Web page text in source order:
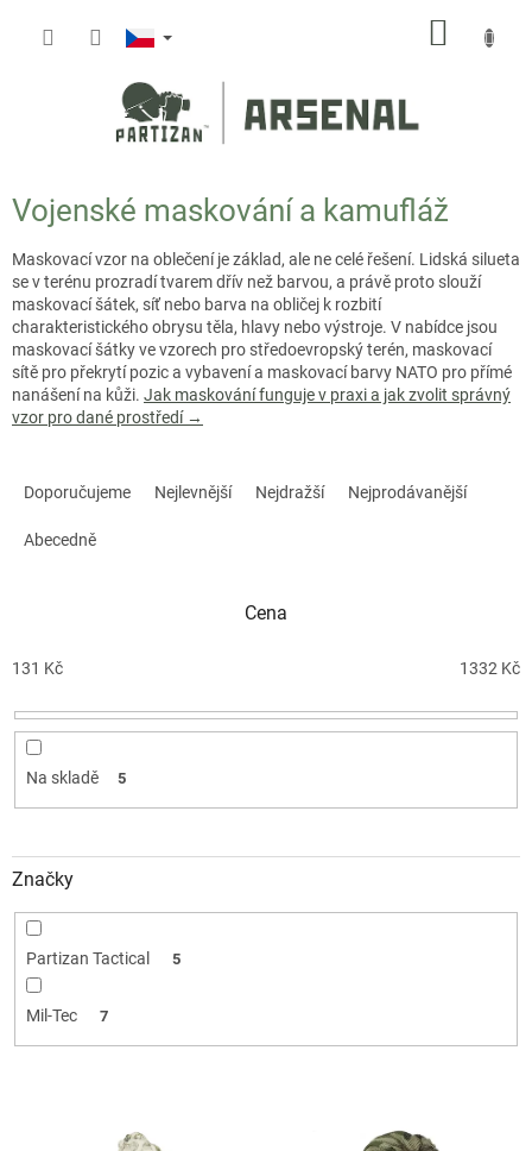
Vojenské maskování a kamufláž
Maskovací vzor na oblečení je základ, ale ne celé řešení. Lidská silueta
se v terénu prozradí tvarem dřív než barvou, a právě proto slouží
maskovací šátek, síť nebo barva na obličej k rozbití
charakteristického obrysu těla, hlavy nebo výstroje. V nabídce jsou
maskovací šátky ve vzorech pro středoevropský terén, maskovací
sítě pro překrytí pozic a vybavení a maskovací barvy NATO pro přímé
nanášení na kůži. Jak maskování funguje v praxi a jak zvolit správný
vzor pro dané prostředí →
o
u
ů
Doporučujeme Nejlevnější Nejdražší Nejprodávanější
Abecedně
Cena
131 Kč 1332 Kč
Na skladě 5
Značky
Partizan Tactical 5
Mil-Tec 7